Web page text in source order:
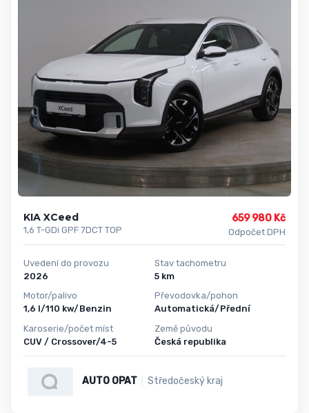
KIA XCeed
1,6 T-GDi GPF 7DCT TOP
659 980 Kč
Odpočet DPH
Uvedení do provozu
2026
Motor/palivo
1,6 l/110 kw/Benzin
Karoserie/počet míst
CUV / Crossover/4-5
Stav tachometru
5 km
Převodovka/pohon
Automatická/Přední
Země původu
Česká republika
AUTO OPAT Středočeský kraj